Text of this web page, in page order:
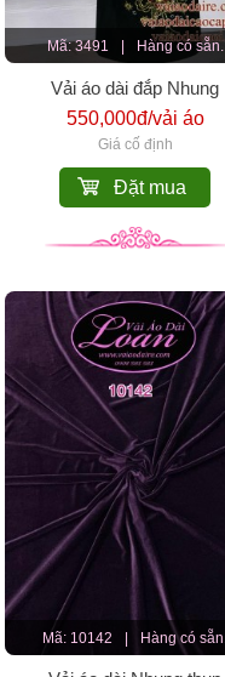
Mã: 3491 Hàng có sẵn.
Vải áo dài đắp Nhung
550,000đ/vải áo
Giá cố định
Đặt mua
Mã: 10142 | Hàng có sẵn.